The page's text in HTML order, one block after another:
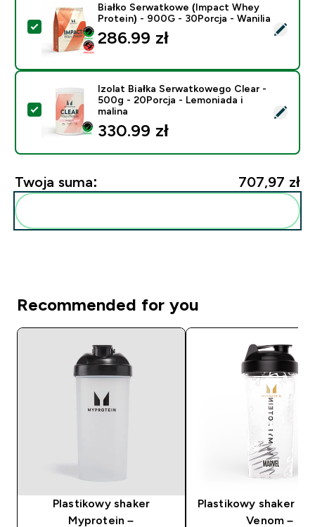
Wybierz ten produkt - Białko Serwatkowe (Impact
Białko Serwatkowe (Impact Whey
Protein) - 900G - 30Porcja - Wanilia
286.99 zł‎
Wybierz ten produkt - Izolat Białka Serwatkowego
Izolat Białka Serwatkowego Clear -
500g - 20Porcja - Lemoniada i
malina
330.99 zł‎
Twoja suma: 707,97 zł‎
Recommended for you
Plastikowy shaker
Myprotein –
Plastikowy shaker
Venom –